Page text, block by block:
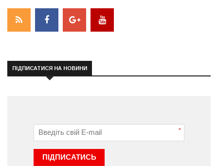
ПІДПИСАТИСЯ НА НОВИНИ
*
ПІДПИСАТИСЬ